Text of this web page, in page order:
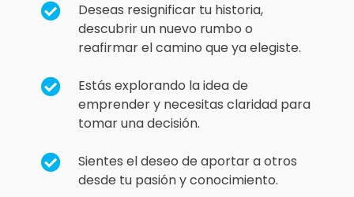
Deseas resignificar tu historia,
descubrir un nuevo rumbo o
reafirmar el camino que ya elegiste.
Estás explorando la idea de
emprender y necesitas claridad para
tomar una decisión.
Sientes el deseo de aportar a otros
desde tu pasión y conocimiento.